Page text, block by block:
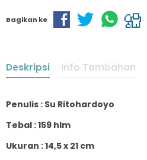
Bagikan ke
Deskripsi Info Tambahan
Penulis : Su Ritohardoyo
Tebal : 159 hlm
Ukuran : 14,5 x 21 cm